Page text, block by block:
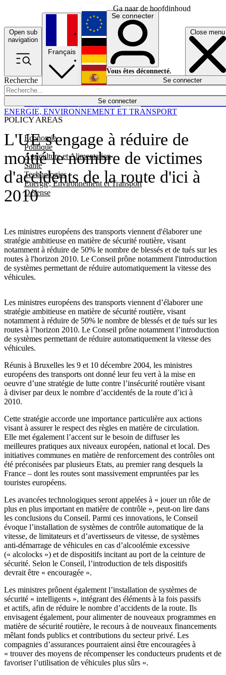
Ga naar de hoofdinhoud
Open sub
navigation
Close menu
Recherche
Se connecter
POLICY AREAS
Economie
Politique
Agriculture et Alimentation
Santé
Technologies
Energie, Environnement et Transport
Défense
Économie
Français
English
Deutsch
Español
Se connecter
Vous êtes déconnecté.
Se connecter
L'UE s'engage à réduire de
moitié le nombre de victimes
d'accidents de la route d'ici à
2010
Les ministres européens des transports viennent d'élaborer une
stratégie ambitieuse en matière de sécurité routière, visant
notamment à réduire de 50% le nombre de blessés et de tués sur les
routes à l'horizon 2010. Le Conseil prône notamment l'introduction
de systèmes permettant de réduire automatiquement la vitesse des
véhicules.
ENERGIE, ENVIRONNEMENT ET TRANSPORT
Les ministres européens des transports viennent d’élaborer une
stratégie ambitieuse en matière de sécurité routière, visant
notamment à réduire de 50% le nombre de blessés et de tués sur les
routes à l’horizon 2010. Le Conseil prône notamment l’introduction
de systèmes permettant de réduire automatiquement la vitesse des
véhicules.
Réunis à Bruxelles les 9 et 10 décembre 2004, les ministres
européens des transports ont donné leur feu vert à la mise en
oeuvre d’une stratégie de lutte contre l’insécurité routière visant
à diviser par deux le nombre d’accidentés de la route d’ici à
2010.
Cette stratégie accorde une importance particulière aux actions
visant à assurer le respect des règles en matière de circulation.
Elle met également l’accent sur le besoin de diffuser les
meilleures pratiques aux niveaux européen, national et local. Des
initiatives communes en matière de renforcement des contrôles ont
été préconisées par plusieurs Etats, au premier rang desquels la
France – dont les routes sont massivement empruntées par les
touristes européens.
Les avancées technologiques seront appelées à « jouer un rôle de
plus en plus important en matière de contrôle », peut-on lire dans
les conclusions du Conseil. Parmi ces innovations, le Conseil
évoque l’installation de systèmes de contrôle automatique de la
vitesse, de limitateurs et d’avertisseurs de vitesse, de systèmes
anti-démarrage de véhicules en cas d’alcoolémie excessive
(« alcolocks ») et de dispositifs incitant au port de la ceinture de
sécurité. Selon le Conseil, l’introduction de tels dispositifs
devrait être « encouragée ».
Les ministres prônent également l’installation de systèmes de
sécurité « intelligents », intégrant des éléments à la fois passifs
et actifs, afin de réduire le nombre d’accidents de la route. Ils
envisagent également, pour alimenter de nouveaux programmes en
matière de sécurité routière, le recours à de nouveaux financements
mêlant fonds publics et contributions du secteur privé. Les
compagnies d’assurances pourraient ainsi être encouragées à
« trouver des moyens de récompenser les conducteurs prudents et de
favoriser l’utilisation de véhicules plus sûrs ».